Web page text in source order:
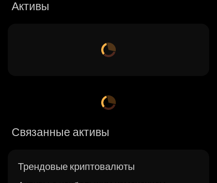
Активы
Связанные активы
Трендовые криптовалюты